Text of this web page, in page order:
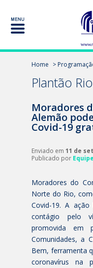
Home >
Plantão
Moradores
Alemão
Covid-19
Enviado em 11 de
Publicado por
Moradores do
Norte do Rio,
Covid-19. A
contágio pelo
promovida em
Comunidades, a
Bem, ferramenta
coronavírus na